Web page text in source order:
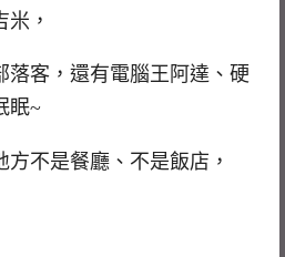
，
落客，還有電腦王阿達、硬
眠~
不是餐廳、不是飯店，